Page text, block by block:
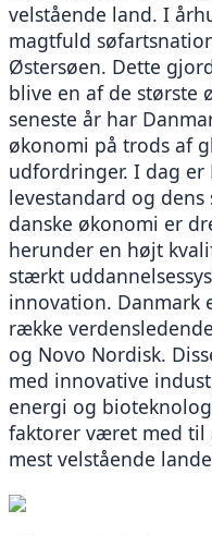
velstående land. I
magtfuld
Østersøen. Dette
blive en af de største
seneste år har
økonomi på trods af
udfordringer. I dag
levestandard og
danske økonomi er
herunder en højt
stærkt
innovation. Danmark
række
og Novo Nordisk.
med innovative
energi og
faktorer været med til
mest velstående